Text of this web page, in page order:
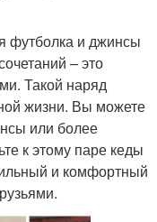
футболка и джинсы
– это
Такой наряд
жизни. Вы можете
или более
к этому паре кеды
и комфортный